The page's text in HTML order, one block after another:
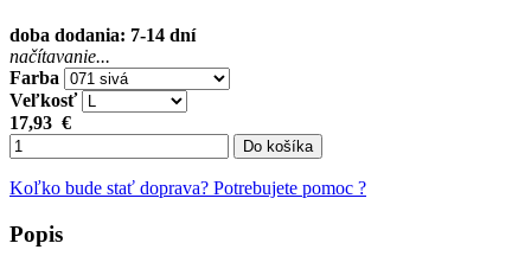
doba dodania: 7-14 dní
načítavanie...
Farba
Veľkosť
17,93 €
Do košíka
Koľko bude stať doprava? Potrebujete pomoc ?
Popis